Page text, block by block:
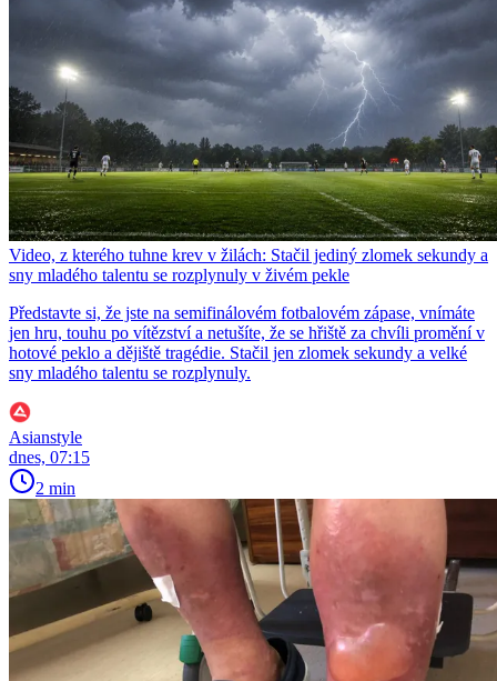
Video, z kterého tuhne krev v žilách: Stačil jediný zlomek sekundy a
sny mladého talentu se rozplynuly v živém pekle
Představte si, že jste na semifinálovém fotbalovém zápase, vnímáte
jen hru, touhu po vítězství a netušíte, že se hřiště za chvíli promění v
hotové peklo a dějiště tragédie. Stačil jen zlomek sekundy a velké
sny mladého talentu se rozplynuly.
Asianstyle
dnes, 07:15
2 min